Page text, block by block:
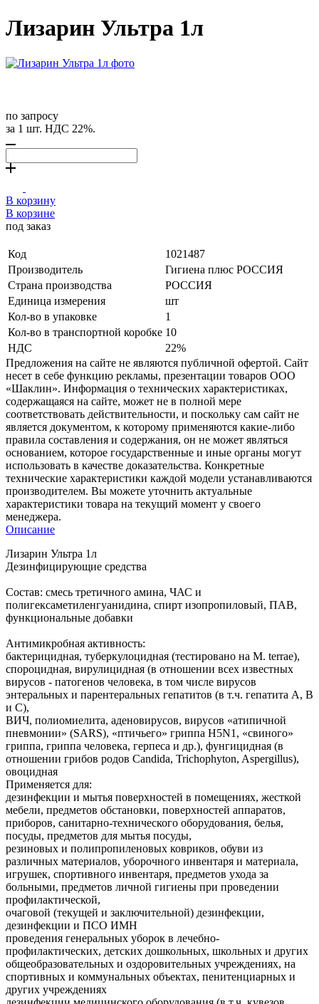
Лизарин Ультра 1л
по запросу
за 1 шт. НДС 22%.
В корзину
В корзине
под заказ
Код
1021487
Производитель
Гигиена плюс РОССИЯ
Страна производства
РОССИЯ
Единица измерения
шт
Кол-во в упаковке
1
Кол-во в транспортной коробке 10
НДС
22%
Предложения на сайте не являются публичной офертой. Сайт
несет в себе функцию рекламы, презентации товаров ООО
«Шаклин». Информация о технических характеристиках,
содержащаяся на сайте, может не в полной мере
соответствовать действительности, и поскольку сам сайт не
является документом, к которому применяются какие-либо
правила составления и содержания, он не может являться
основанием, которое государственные и иные органы могут
использовать в качестве доказательства. Конкретные
технические характеристики каждой модели устанавливаются
производителем. Вы можете уточнить актуальные
характеристики товара на текущий момент у своего
менеджера.
Описание
Лизарин Ультра 1л
Дезинфицирующие средства
Состав: смесь третичного амина, ЧАС и
полигексаметиленгуанидина, спирт изопропиловый, ПАВ,
функциональные добавки
Антимикробная активность:
бактерицидная, туберкулоцидная (тестировано на М. terrae),
спороцидная, вирулицидная (в отношении всех известных
вирусов - патогенов человека, в том числе вирусов
энтеральных и парентеральных гепатитов (в т.ч. гепатита А, В
и С),
ВИЧ, полиомиелита, аденовирусов, вирусов «атипичной
пневмонии» (SARS), «птичьего» гриппа H5N1, «свиного»
гриппа, гриппа человека, герпеса и др.), фунгицидная (в
отношении грибов родов Candida, Trichophyton, Aspergillus),
овоцидная
Применяется для:
дезинфекции и мытья поверхностей в помещениях, жесткой
мебели, предметов обстановки, поверхностей аппаратов,
приборов, санитарно-технического оборудования, белья,
посуды, предметов для мытья посуды,
резиновых и полипропиленовых ковриков, обуви из
различных материалов, уборочного инвентаря и материала,
игрушек, спортивного инвентаря, предметов ухода за
больными, предметов личной гигиены при проведении
профилактической,
очаговой (текущей и заключительной) дезинфекции,
дезинфекции и ПСО ИМН
проведения генеральных уборок в лечебно-
профилактических, детских дошкольных, школьных и других
общеобразовательных и оздоровительных учреждениях, на
спортивных и коммунальных объектах, пенитенциарных и
других учреждениях